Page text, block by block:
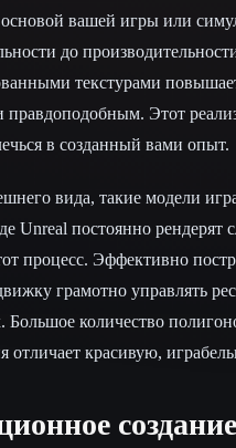
основой вашей игры или
до
текстурами
правдоподобным. Этот
в созданный вами опыт.
вида, такие модели
Unreal постоянно
процесс. Эффективно
грамотно управлять
Большое количество
отличает красивую,